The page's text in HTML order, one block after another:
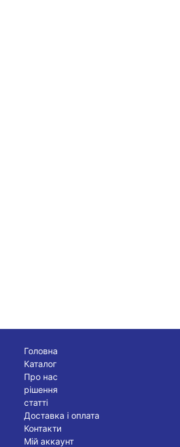
Головна
Каталог
Про нас
рішення
статті
Доставка і оплата
Контакти
Мій аккаунт